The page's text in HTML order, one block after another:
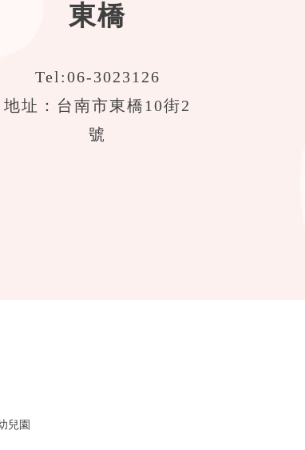
東橋
Tel:06-3023126
地址：台南市東橋10街2
號
兒園